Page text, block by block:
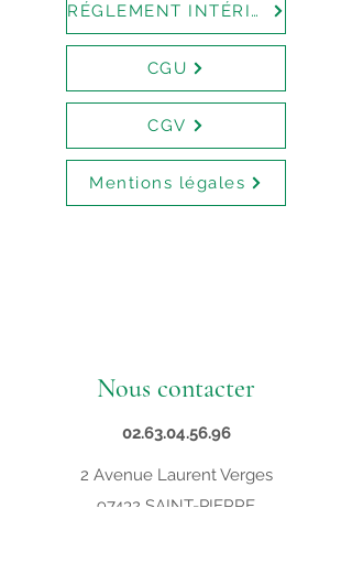
RÉGLEMENT INTÉRIEUR
CGU
CGV
Mentions légales
Nous contacter
02.63.04.56.96
2 Avenue Laurent Verges
97432 SAINT-PIERRE